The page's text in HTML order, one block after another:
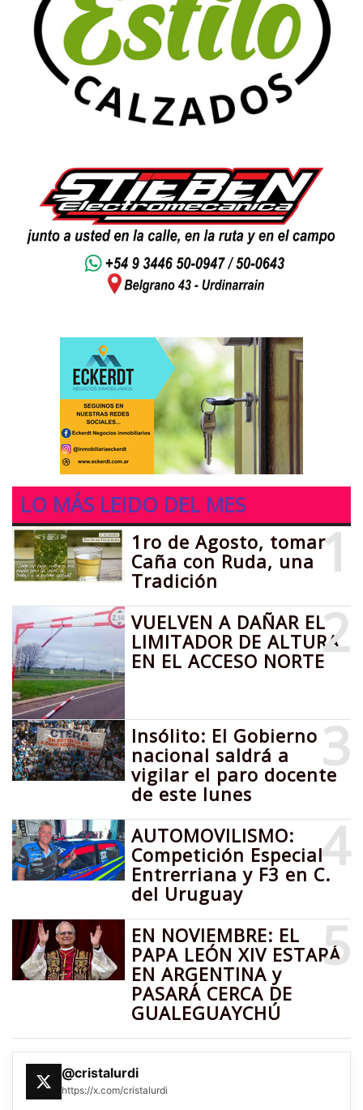
LO MÁS LEIDO DEL MES
1
1ro de Agosto, tomar
Caña con Ruda, una
Tradición
2
VUELVEN A DAÑAR EL
LIMITADOR DE ALTURA
EN EL ACCESO NORTE
3
Insólito: El Gobierno
nacional saldrá a
vigilar el paro docente
de este lunes
4
AUTOMOVILISMO:
Competición Especial
Entrerriana y F3 en C.
del Uruguay
5
EN NOVIEMBRE: EL
PAPA LEÓN XIV ESTARÁ
EN ARGENTINA y
PASARÁ CERCA DE
GUALEGUAYCHÚ
@cristalurdi
https://x.com/cristalurdi